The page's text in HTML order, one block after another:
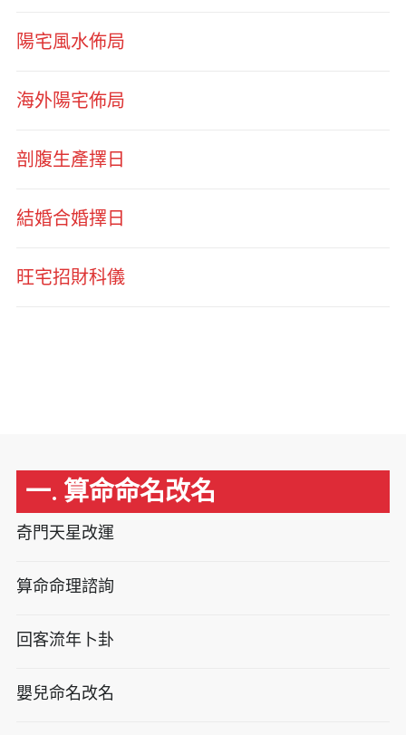
陽宅風水佈局
海外陽宅佈局
剖腹生產擇日
結婚合婚擇日
旺宅招財科儀
一. 算命命名改名
奇門天星改運
算命命理諮詢
回客流年卜卦
嬰兒命名改名